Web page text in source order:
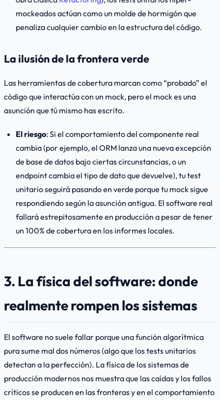
mockeados actúan como un molde de hormigón que
penaliza cualquier cambio en la estructura del código.
La ilusión de la frontera verde
Las herramientas de cobertura marcan como “probado” el
código que interactúa con un mock, pero el mockes una
asunción que tú mismo has escrito.
El riesgo: Si el comportamiento del componente real
cambia (por ejemplo, el ORM lanza una nueva excepción
de base de datos bajo ciertas circunstancias, o un
endpoint cambia el tipo de dato que devuelve), tu test
unitario seguirá pasando en verde porque tu mocksigue
respondiendo según la asunción antigua. El software real
fallará estrepitosamente en producción a pesar de tener
un 100% de cobertura en los informes locales.
3. La física del software: donde
realmente rompen los sistemas
El software no suele fallar porque una función algorítmica
pura sume mal dos números (algo que los tests unitarios
detectan a la perfección). La física de los sistemas de
producción modernos nos muestra que las caídas y los fallos
críticos se producen en las fronteras y en el comportamiento